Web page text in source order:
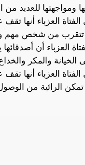
ومواجهتها للعديد من
الفتاة العزباء أنها
من شخص مهم
العزباء أن
الخيانة والمكر
الفتاة العزباء أنها
الرائية من